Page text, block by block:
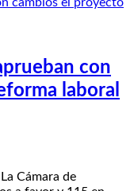
con
laboral
Cámara de